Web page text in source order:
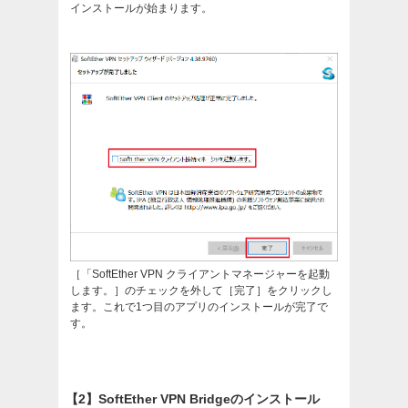
インストールが始まります。
［「SoftEther VPN クライアントマネージャーを起動
します。］のチェックを外して［完了］をクリックし
ます。これで1つ目のアプリのインストールが完了で
す。
【2】SoftEther VPN Bridgeのインストール